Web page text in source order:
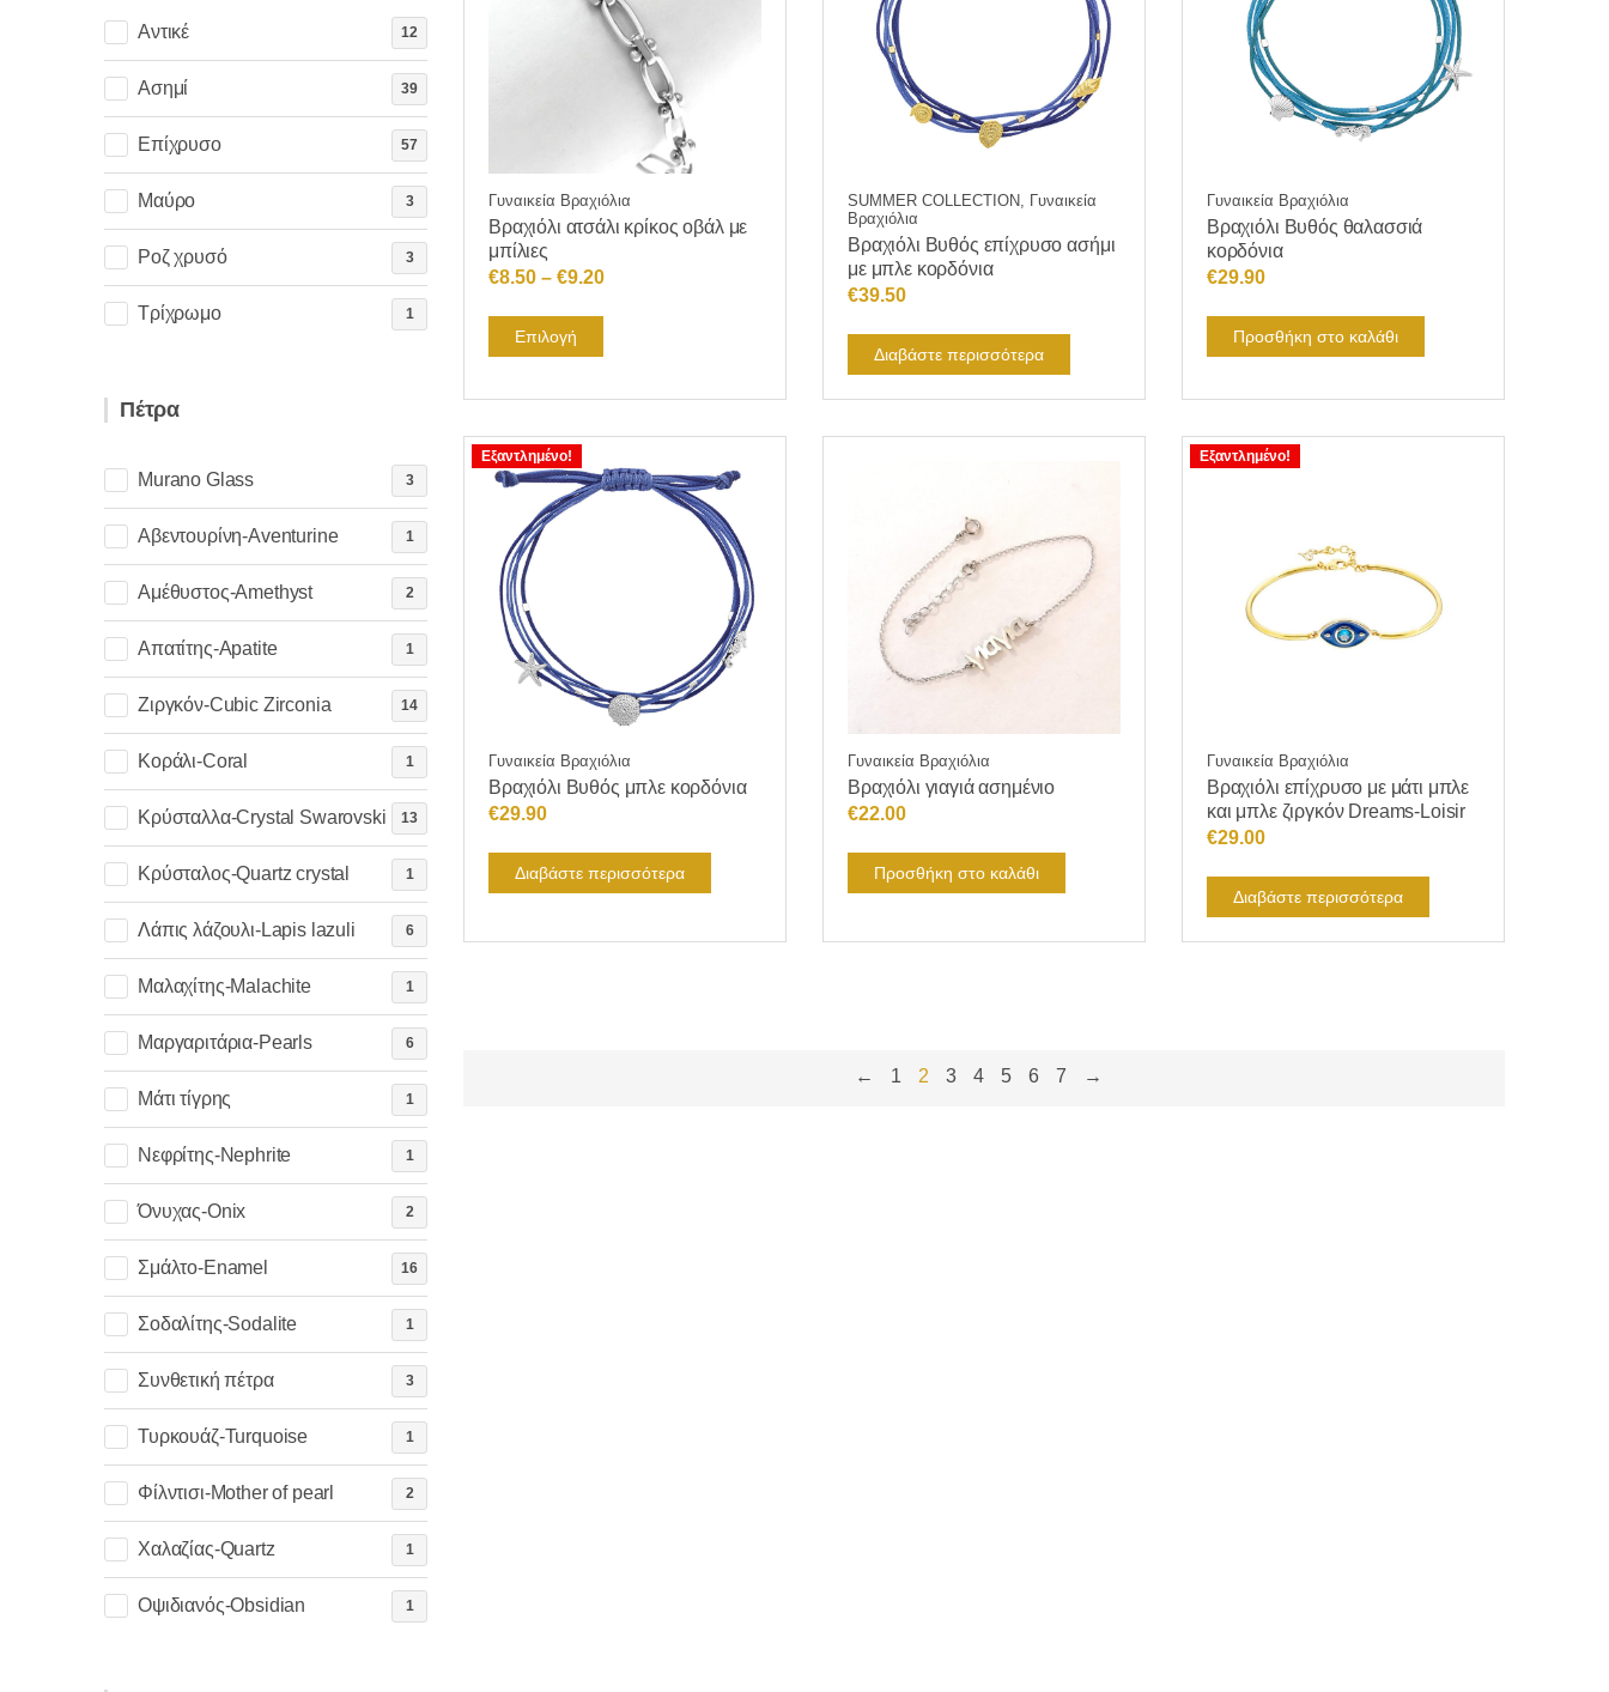
Γυναικεία Βραχιόλια
Βραχιόλι ατσάλι κρίκος οβάλ με
μπίλιες
€8.50 – €9.20Price
Επιλογή
το
πολλαπλές
παραλλαγές.
του
προϊόντος
SUMMER COLLECTION, Γυναικεία
Βραχιόλια
Βραχιόλι Βυθός επίχρυσο ασήμι
με μπλε κορδόνια
€39.50
Διαβάστε περισσότερα
Γυναικεία Βραχιόλια
Βραχιόλι Βυθός θαλασσιά
κορδόνια
€29.90
Προσθήκη στο καλάθι
Εξαντλημένο!
Γυναικεία Βραχιόλια
Βραχιόλι Βυθός μπλε κορδόνια
€29.90
Διαβάστε περισσότερα
Γυναικεία Βραχιόλια
Βραχιόλι γιαγιά ασημένιο
€22.00
Προσθήκη στο καλάθι
Εξαντλημένο!
Γυναικεία Βραχιόλια
Βραχιόλι επίχρυσο με μάτι μπλε
και μπλε ζιργκόν Dreams-Loisir
€29.00
Διαβάστε περισσότερα
← 1 2 3 4 5 6 7 →
Αντικέ 12
Ασημί 39
Επίχρυσο 57
Μαύρο 3
Ροζ χρυσό 3
Τρίχρωμο 1
Πέτρα
Murano Glass 3
Αβεντουρίνη-Aventurine 1
Αμέθυστος-Amethyst 2
Απατίτης-Apatite 1
Ζιργκόν-Cubic Zirconia 14
Κοράλι-Coral 1
Κρύσταλλα-Crystal Swarovski 13
Κρύσταλος-Quartz crystal 1
Λάπις λάζουλι-Lapis lazuli 6
Μαλαχίτης-Malachite 1
Μαργαριτάρια-Pearls 6
Μάτι τίγρης 1
Νεφρίτης-Nephrite 1
Όνυχας-Onix 2
Σμάλτο-Enamel 16
Σοδαλίτης-Sodalite 1
Συνθετική πέτρα 3
Τυρκουάζ-Turquoise 1
Φίλντισι-Mother of pearl 2
Χαλαζίας-Quartz 1
Οψιδιανός-Obsidian 1